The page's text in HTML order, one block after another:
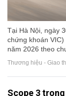
Tại Hà Nội, ngày
chứng khoán
năm 2026 theo
Thương hiệu - Giao
Scope 3